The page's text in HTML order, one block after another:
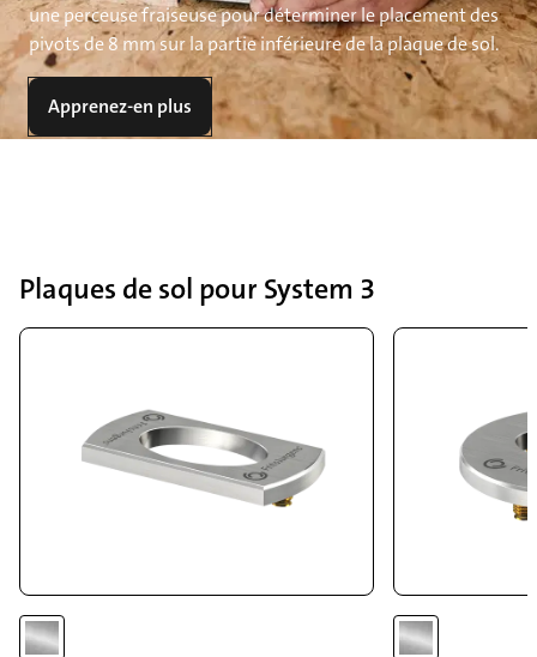
une perceuse fraiseuse pour déterminer le placement des
pivots de 8 mm sur la partie inférieure de la plaque de sol.
Apprenez-en plus
Plaques de sol pour System 3